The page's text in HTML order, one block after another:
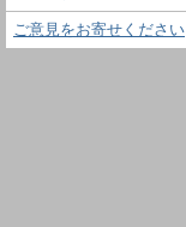
ご意見をお寄せください